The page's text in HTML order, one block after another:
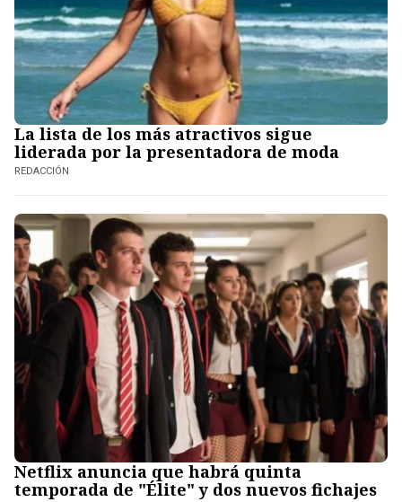
La lista de los más atractivos sigue
liderada por la presentadora de moda
REDACCIÓN
Netflix anuncia que habrá quinta
temporada de "Élite" y dos nuevos fichajes